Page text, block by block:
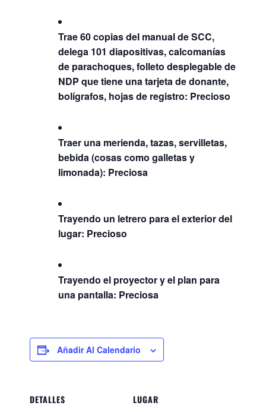
Trae 60 copias del manual de SCC,
delega 101 diapositivas, calcomanías
de parachoques, folleto desplegable de
NDP que tiene una tarjeta de donante,
bolígrafos, hojas de registro: Precioso
Traer una merienda, tazas, servilletas,
bebida (cosas como galletas y
limonada): Preciosa
Trayendo un letrero para el exterior del
lugar: Precioso
Trayendo el proyector y el plan para
una pantalla: Preciosa
Añadir Al Calendario
DETALLES LUGAR